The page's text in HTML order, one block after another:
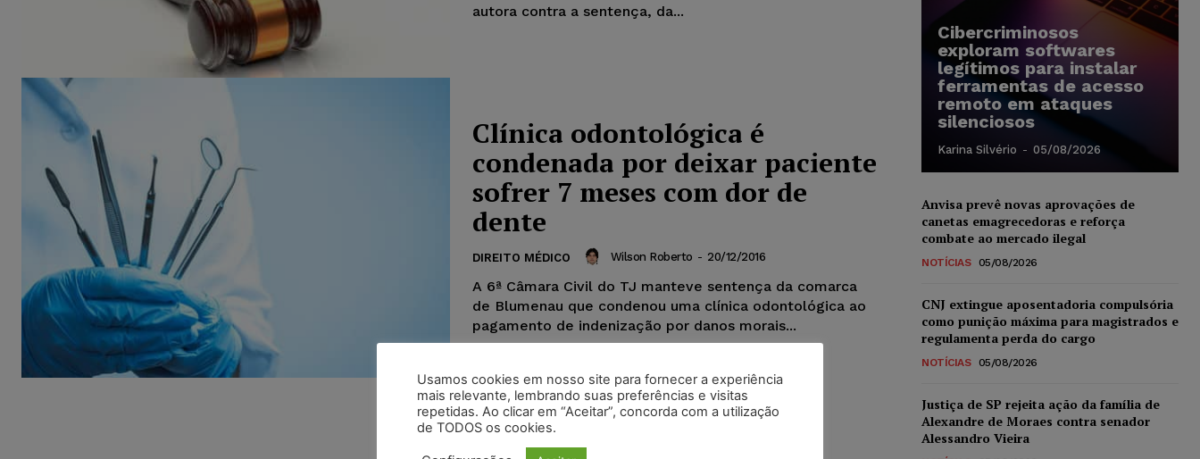
autora contra a sentença, da...
Clínica odontológica é
condenada por deixar paciente
sofrer 7 meses com dor de
dente
DIREITO MÉDICO Wilson Roberto - 20/12/2016
A 6ª Câmara Civil do TJ manteve sentença da comarca
de Blumenau que condenou uma clínica odontológica ao
pagamento de indenização por danos morais...
Cibercriminosos
exploram softwares
legítimos para instalar
ferramentas de acesso
remoto em ataques
silenciosos
Karina Silvério - 05/08/2026
Anvisa prevê novas aprovações de
canetas emagrecedoras e reforça
combate ao mercado ilegal
NOTÍCIAS 05/08/2026
CNJ extingue aposentadoria compulsória
como punição máxima para magistrados e
regulamenta perda do cargo
NOTÍCIAS 05/08/2026
Justiça de SP rejeita ação da família de
Alexandre de Moraes contra senador
Alessandro Vieira
Usamos cookies em nosso site para fornecer a experiência
mais relevante, lembrando suas preferências e visitas
repetidas. Ao clicar em “Aceitar”, concorda com a utilização
de TODOS os cookies.